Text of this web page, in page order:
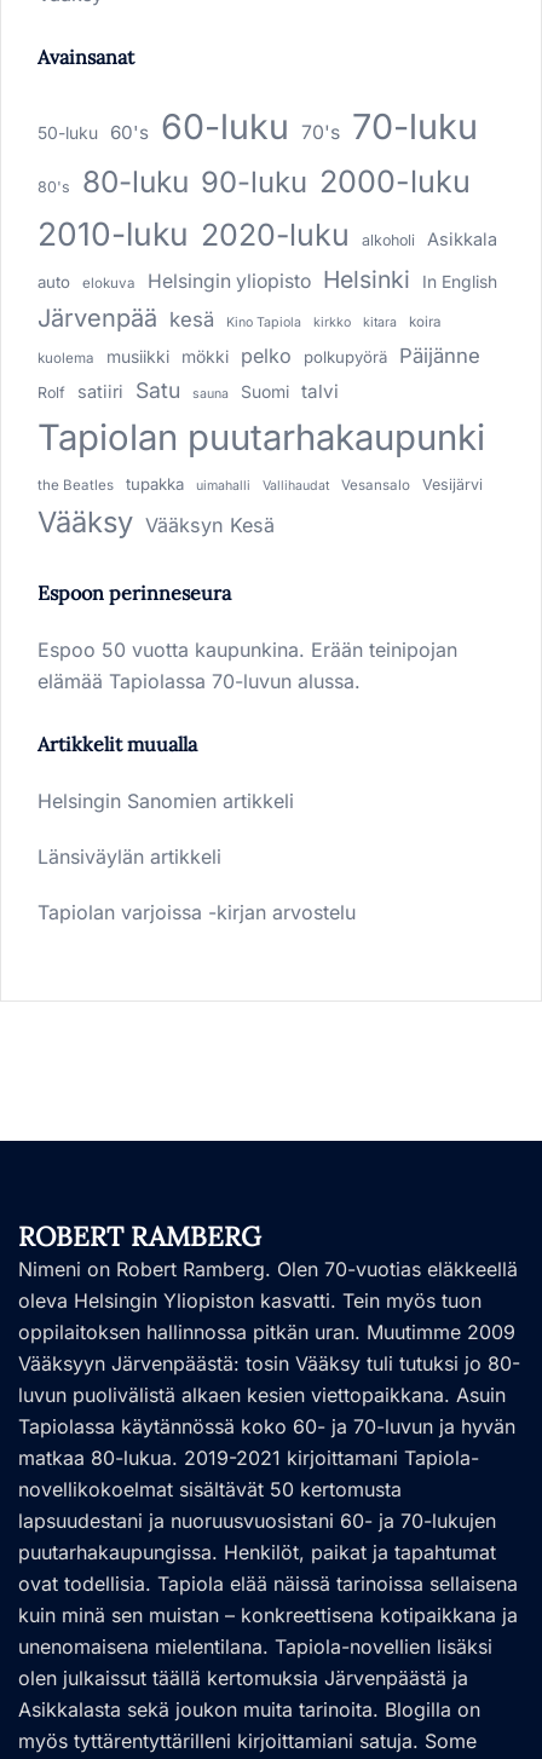
Avainsanat
50-luku 60's 60-luku 70's 70-luku
80's 80-luku 90-luku 2000-luku
2010-luku 2020-luku alkoholi Asikkala
auto elokuva Helsingin yliopisto Helsinki In English
Järvenpää kesä Kino Tapiola kirkko kitara koira
kuolema musiikki mökki pelko polkupyörä Päijänne
Rolf satiiri Satu sauna Suomi talvi
Tapiolan puutarhakaupunki
the Beatles tupakka uimahalli Vallihaudat Vesansalo Vesijärvi
Vääksy Vääksyn Kesä
Espoon perinneseura
Espoo 50 vuotta kaupunkina. Erään teinipojan
elämää Tapiolassa 70-luvun alussa.
Artikkelit muualla
Helsingin Sanomien artikkeli
Länsiväylän artikkeli
Tapiolan varjoissa -kirjan arvostelu
ROBERT RAMBERG
Nimeni on Robert Ramberg. Olen 70-vuotias eläkkeellä
oleva Helsingin Yliopiston kasvatti. Tein myös tuon
oppilaitoksen hallinnossa pitkän uran. Muutimme 2009
Vääksyyn Järvenpäästä: tosin Vääksy tuli tutuksi jo 80-
luvun puolivälistä alkaen kesien viettopaikkana. Asuin
Tapiolassa käytännössä koko 60- ja 70-luvun ja hyvän
matkaa 80-lukua. 2019-2021 kirjoittamani Tapiola-
novellikokoelmat sisältävät 50 kertomusta
lapsuudestani ja nuoruusvuosistani 60- ja 70-lukujen
puutarhakaupungissa. Henkilöt, paikat ja tapahtumat
ovat todellisia. Tapiola elää näissä tarinoissa sellaisena
kuin minä sen muistan – konkreettisena kotipaikkana ja
unenomaisena mielentilana. Tapiola-novellien lisäksi
olen julkaissut täällä kertomuksia Järvenpäästä ja
Asikkalasta sekä joukon muita tarinoita. Blogilla on
myös tyttärentyttärilleni kirjoittamiani satuja. Some